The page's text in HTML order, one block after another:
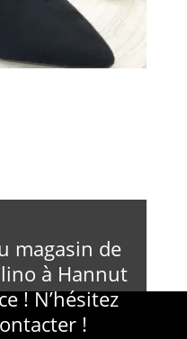
magasin de
à Hannut
! N’hésitez
!